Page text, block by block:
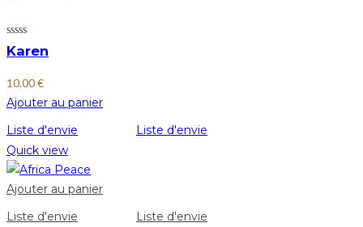
Karen
10,00€
Ajouter au panier
Liste d'envie
Liste d'envie
Quick view
Ajouter au panier
Liste d'envie
Liste d'envie